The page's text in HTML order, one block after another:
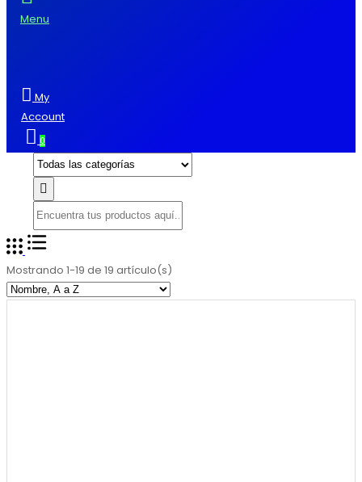
Menu
My
Account
0
Mostrando 1-19 de 19 artículo(s)